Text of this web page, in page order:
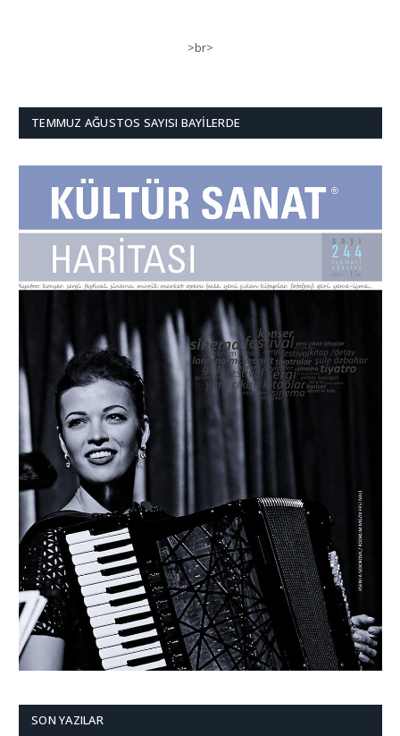
>br>
TEMMUZ AĞUSTOS SAYISI BAYILERDE
SON YAZILAR